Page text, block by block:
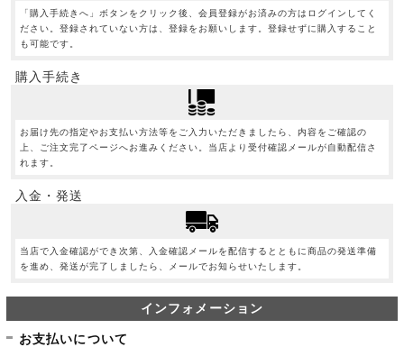
「購入手続きへ」ボタンをクリック後、会員登録がお済みの方はログインしてく
ださい。登録されていない方は、登録をお願いします。登録せずに購入すること
も可能です。
購入手続き
お届け先の指定やお支払い方法等をご入力いただきましたら、内容をご確認の
上、ご注文完了ページへお進みください。当店より受付確認メールが自動配信さ
れます。
入金・発送
当店で入金確認ができ次第、入金確認メールを配信するとともに商品の発送準備
を進め、発送が完了しましたら、メールでお知らせいたします。
インフォメーション
お支払いについて